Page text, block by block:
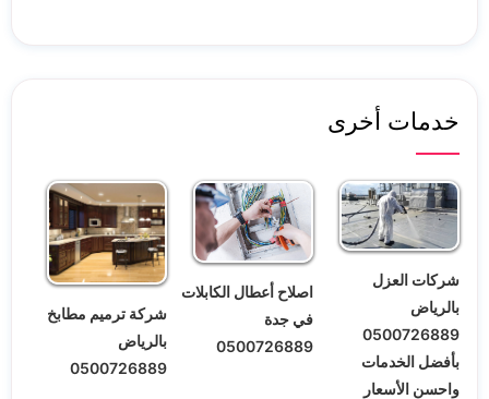
خدمات أخرى
شركات العزل
بالرياض
0500726889
بأفضل الخدمات
واحسن الأسعار
اصلاح أعطال الكابلات
في جدة
0500726889
شركة ترميم مطابخ
بالرياض
0500726889